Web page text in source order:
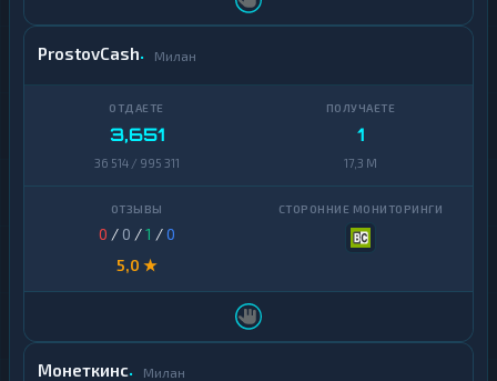
ProstovCash Милан
3,651
36 514 / 995 311
1
17,3 M
0 / 0 /1 /0
5,0 ★
Монеткинс Милан